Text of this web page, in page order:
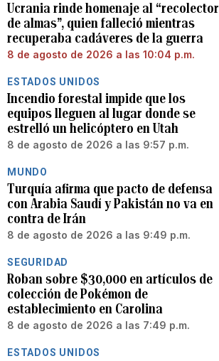
Ucrania rinde homenaje al “recolector
de almas”, quien falleció mientras
recuperaba cadáveres de la guerra
8 de agosto de 2026 a las 10:04 p.m.
ESTADOS UNIDOS
Incendio forestal impide que los
equipos lleguen al lugar donde se
estrelló un helicóptero en Utah
8 de agosto de 2026 a las 9:57 p.m.
MUNDO
Turquía afirma que pacto de defensa
con Arabia Saudí y Pakistán no va en
contra de Irán
8 de agosto de 2026 a las 9:49 p.m.
SEGURIDAD
Roban sobre $30,000 en artículos de
colección de Pokémon de
establecimiento en Carolina
8 de agosto de 2026 a las 7:49 p.m.
ESTADOS UNIDOS